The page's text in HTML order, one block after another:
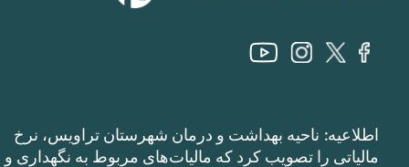
اطلاعیه: ناحیه بهداشت و درمان شهرستان تراویس، نرخ
مالیاتی را تصویب کرد که مالیات‌های مربوط به نگهداری و